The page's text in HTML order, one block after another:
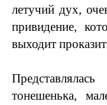
летучий дух,
привидение,
выходит
тонешенька,